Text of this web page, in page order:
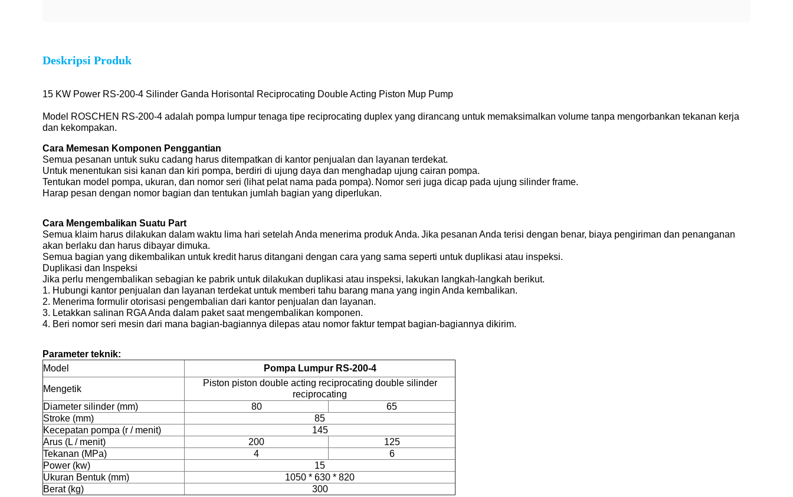
Deskripsi Produk
15 KW Power RS-200-4 Silinder Ganda Horisontal Reciprocating Double Acting Piston Mup Pump
Model ROSCHEN RS-200-4 adalah pompa lumpur tenaga tipe reciprocating duplex yang dirancang untuk memaksimalkan volume tanpa mengorbankan tekanan kerja
dan kekompakan.
Cara Memesan Komponen Penggantian
Semua pesanan untuk suku cadang harus ditempatkan di kantor penjualan dan layanan terdekat.
Untuk menentukan sisi kanan dan kiri pompa, berdiri di ujung daya dan menghadap ujung cairan pompa.
Tentukan model pompa, ukuran, dan nomor seri (lihat pelat nama pada pompa). Nomor seri juga dicap pada ujung silinder frame.
Harap pesan dengan nomor bagian dan tentukan jumlah bagian yang diperlukan.
Cara Mengembalikan Suatu Part
Semua klaim harus dilakukan dalam waktu lima hari setelah Anda menerima produk Anda. Jika pesanan Anda terisi dengan benar, biaya pengiriman dan penanganan
akan berlaku dan harus dibayar dimuka.
Semua bagian yang dikembalikan untuk kredit harus ditangani dengan cara yang sama seperti untuk duplikasi atau inspeksi.
Duplikasi dan Inspeksi
Jika perlu mengembalikan sebagian ke pabrik untuk dilakukan duplikasi atau inspeksi, lakukan langkah-langkah berikut.
1. Hubungi kantor penjualan dan layanan terdekat untuk memberi tahu barang mana yang ingin Anda kembalikan.
2. Menerima formulir otorisasi pengembalian dari kantor penjualan dan layanan.
3. Letakkan salinan RGA Anda dalam paket saat mengembalikan komponen.
4. Beri nomor seri mesin dari mana bagian-bagiannya dilepas atau nomor faktur tempat bagian-bagiannya dikirim.
Parameter teknik:
Model
Pompa Lumpur RS-200-4
Mengetik
Piston piston double acting reciprocating double silinder
reciprocating
Diameter silinder (mm)
80
65
Stroke (mm)
85
Kecepatan pompa (r / menit)
145
Arus (L / menit)
200
125
Tekanan (MPa)
4
6
Power (kw)
15
Ukuran Bentuk (mm)
1050 * 630 * 820
Berat (kg)
300